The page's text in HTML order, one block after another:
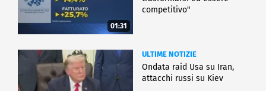
01:31
competitivo"
ULTIME NOTIZIE
Ondata raid Usa su Iran,
attacchi russi su Kiev